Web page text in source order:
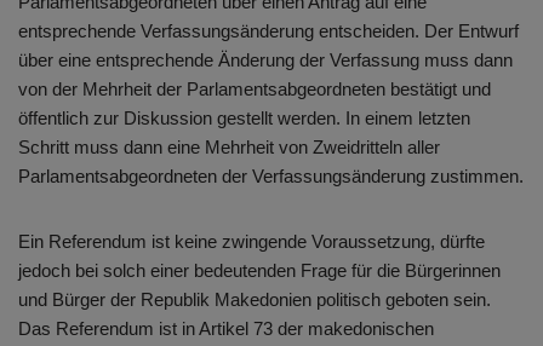
entsprechende Verfassungsänderung entscheiden. Der Entwurf
über eine entsprechende Änderung der Verfassung muss dann
von der Mehrheit der Parlamentsabgeordneten bestätigt und
öffentlich zur Diskussion gestellt werden. In einem letzten
Schritt muss dann eine Mehrheit von Zweidritteln aller
Parlamentsabgeordneten der Verfassungsänderung zustimmen.
Ein Referendum ist keine zwingende Voraussetzung, dürfte
jedoch bei solch einer bedeutenden Frage für die Bürgerinnen
und Bürger der Republik Makedonien politisch geboten sein.
Das Referendum ist in Artikel 73 der makedonischen